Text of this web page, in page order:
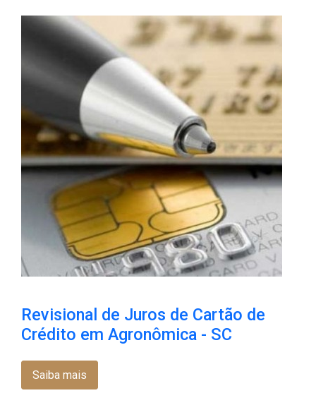
Revisional de Juros de Cartão de
Crédito em Agronômica - SC
Saiba mais